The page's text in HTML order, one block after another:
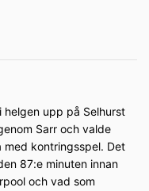
helgen upp på Selhurst
Sarr och valde
kontringsspel. Det
87:e minuten innan
och vad som